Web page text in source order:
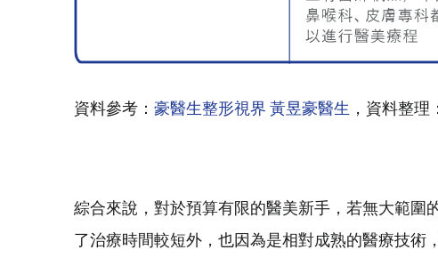
資料參考： 豪醫生整形視界 黃昱豪醫生 ，資料整理
綜合來說，對於預算有限的醫美新手，若無大範圍
了治療時間較短外，也因為是相對成熟的醫療技術